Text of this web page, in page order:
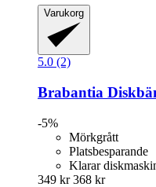
Varukorg
5.0 (2)
Brabantia
-5%
Mörkgrått
Platsbesparande
Klarar
349 kr 368 kr